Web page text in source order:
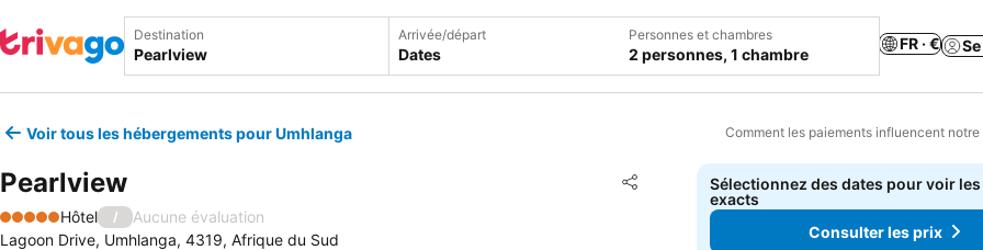
Destination Arrivée/départ
Dates
Personnes et chambres
2 personnes, 1 chambre
FR · €
Voir tous les hébergements pour Umhlanga Comment les paiements influencent
Pearlview Partager
Ajouter à mes favoris
5 Étoiles
Hôtel /
Aucune évaluation
Lagoon Drive, Umhlanga, 4319, Afrique du Sud
Sélectionnez des dates pour voir
exacts
Consulter les prix